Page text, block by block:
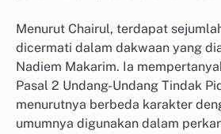
Menurut Chairul, terdapat
dicermati dalam dakwaan yang
Nadiem Makarim. Ia
Pasal 2 Undang-Undang Tindak
menurutnya berbeda karakter
umumnya digunakan dalam